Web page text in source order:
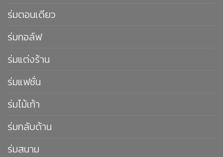
ร่มตอนเดียว
ร่มกอล์ฟ
ร่มแต่งร้าน
ร่มแฟชั่น
ร่มไม้เท้า
ร่มกลับด้าน
ร่มสนาม